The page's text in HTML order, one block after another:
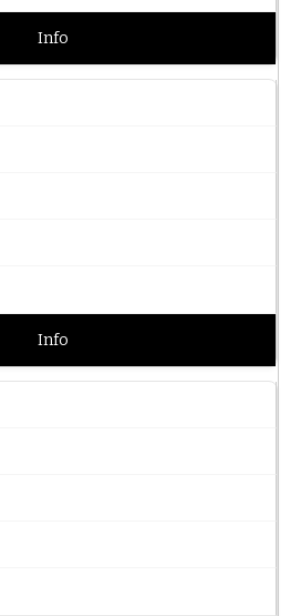
Info
Info